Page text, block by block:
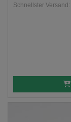
Schnellster Versand: